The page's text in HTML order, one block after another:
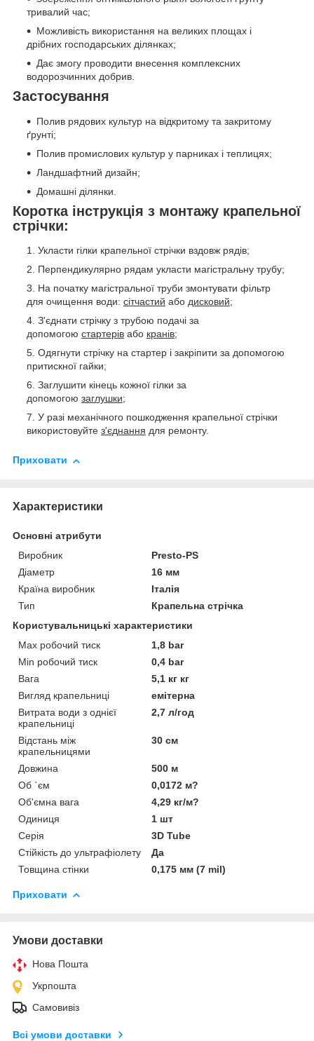
тривалий час;
Можливість використання на великих площах і
дрібних господарських ділянках;
Дає змогу проводити внесення комплексних
водорозчинних добрив.
Застосування
Полив рядових культур на відкритому та закритому
ґрунті;
Полив промислових культур у парниках і теплицях;
Ландшафтний дизайн;
Домашні ділянки.
Коротка інструкція з монтажу крапельної
стрічки:
Укласти гілки крапельної стрічки вздовж рядів;
Перпендикулярно рядам укласти магістральну трубу;
На початку магістральної труби змонтувати фільтр
для очищення води: сітчастий або дисковий;
З'єднати стрічку з трубою подачі за
допомогою стартерів або кранів;
Одягнути стрічку на стартер і закріпити за допомогою
притискної гайки;
Заглушити кінець кожної гілки за
допомогою заглушки;
У разі механічного пошкодження крапельної стрічки
використовуйте з'єднання для ремонту.
Приховати
Характеристики
Основні атрибути
Виробник
Presto-PS
Діаметр
16 мм
Країна виробник
Італія
Тип
Крапельна стрічка
Користувальницькі характеристики
Max робочий тиск
1,8 bar
Min робочий тиск
0,4 bar
Вага
5,1 кг кг
Вигляд крапельниці
емітерна
Витрата води з однієї
крапельниці
2,7 л/год
Відстань між
крапельницями
30 см
Довжина
500 м
Об `єм
0,0172 м?
Об'ємна вага
4,29 кг/м?
Одиниця
1 шт
Серія
3D Tube
Стійкість до ультрафіолету
Да
Товщина стінки
0,175 мм (7 mil)
Приховати
Умови доставки
Нова Пошта
Укрпошта
Самовивіз
Всі умови доставки